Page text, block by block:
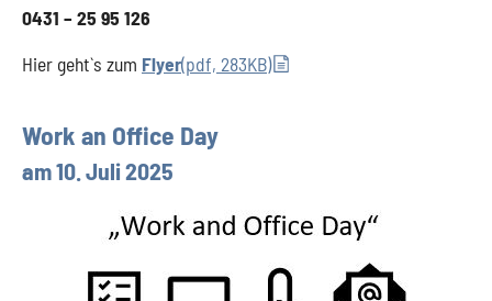
0431 – 25 95 126
Hier geht`s zum Flyer(pdf, 283KB)
Work an Office Day
am 10. Juli 2025